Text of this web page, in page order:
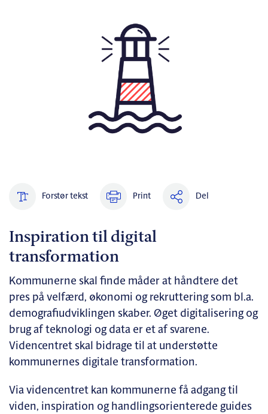
Forstør tekst Print Del
Inspiration til digital
transformation
Kommunerne skal finde måder at håndtere det
pres på velfærd, økonomi og rekruttering som bl.a.
demografiudviklingen skaber. Øget digitalisering og
brug af teknologi og data er et af svarene.
Videncentret skal bidrage til at understøtte
kommunernes digitale transformation.
Via videncentret kan kommunerne få adgang til
viden, inspiration og handlingsorienterede guides